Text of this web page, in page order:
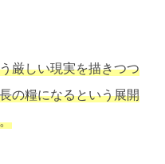
厳しい現実を描きつつ
の糧になるという展開